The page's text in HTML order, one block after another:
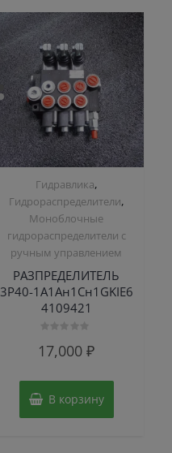
Гидравлика,
Гидрораспределители,
Моноблочные
гидрораспределители с
ручным управлением
РАЗПРЕДЕЛИТЕЛЬ
3P40-1А1Ан1Сн1GKIE6
4109421
0
17,000₽
В корзину